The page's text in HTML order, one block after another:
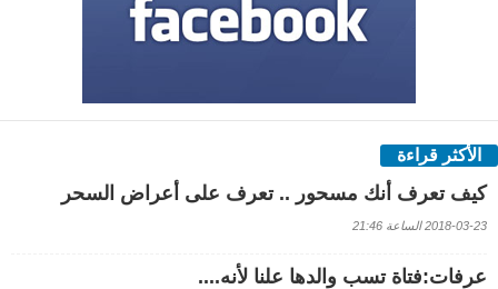
الأكثر قراءة
كيف تعرف أنك مسحور .. تعرف على أعراض السحر
2018-03-23 الساعة 21:46
عرفات:فتاة تسب والدها علنا لأنه....